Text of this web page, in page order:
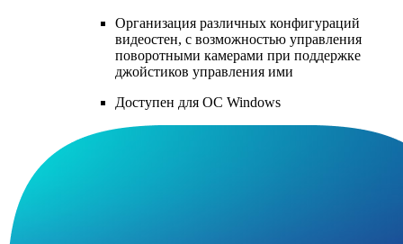
Организация различных конфигураций
видеостен, с возможностью управления
поворотными камерами при поддержке
джойстиков управления ими
Доступен для ОС Windows